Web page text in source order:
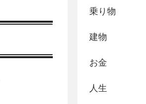
乗り物
建物
お金
人生